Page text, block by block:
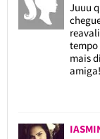
Juuu
tempo
mais